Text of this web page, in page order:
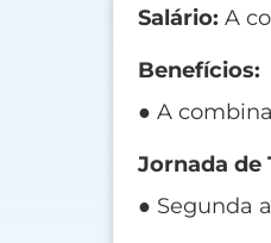
Salário: A
Benefícios:
● A
Jornada de
● Segunda